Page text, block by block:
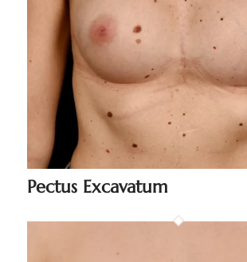
Pectus Excavatum